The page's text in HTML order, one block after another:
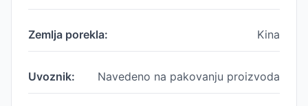
Zemlja porekla: Kina
Uvoznik: Navedeno na pakovanju proizvoda